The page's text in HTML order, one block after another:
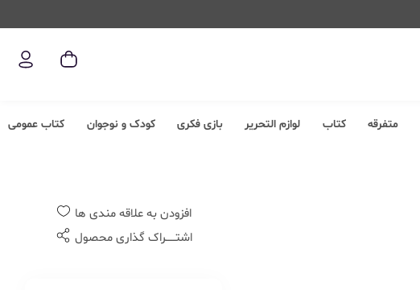
متفرقه کتاب لوازم التحریر بازی فکری کودک و نوجوان کتاب عمومی
افزودن به علاقه مندی ها
اشتــــــراک گذاری محصول